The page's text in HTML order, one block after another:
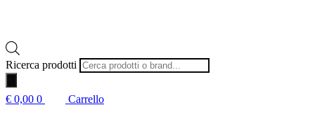
Ricerca prodotti
€ 0,00 0 Carrello